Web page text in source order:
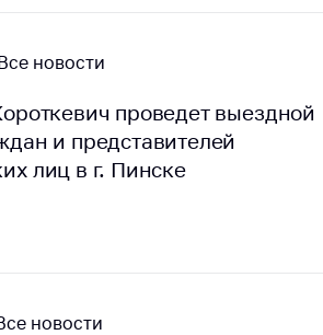
новости
проведет выездной
и представителей
лиц в г. Пинске
новости